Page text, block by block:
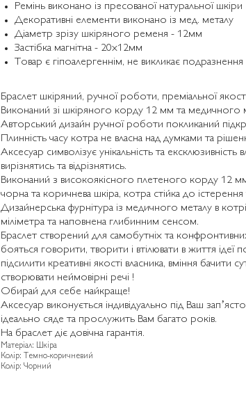
Ремінь виконано із пресованої натуральної шкіри
Декоративні елементи виконано із мед. металу
Діаметр зрізу шкіряного ременя - 12мм
Застібка магнітна - 20x12мм
Товар є гіпоалергеннім, не викликає подразнення
Браслет шкіряний, ручної роботи, преміальної
Виконаний зі шкіряного корду 12 мм та медичного
Авторський дизайн ручної роботи покликаний
Плинність часу котра не власна над думками та
Аксесуар символізує унікальність та ексклюзивність
вирізнятись та відрізнятись.
Виконаний з високоякісного плетеного корду 12
чорна та коричнева шкіра, котра стійка до істерення
Дизайнерська фурнітура із медичного металу в
міліметра та наповнена глибинним сенсом.
Браслет створений для самобутніх та
бояться говорити, творити і втілювати в життя ідеї
підсилити креативні якості власника, вміння бачити
створювати неймовірні речі !
Обирай для себе найкраще!
Аксесуар виконується індивідуально під Ваш
ідеально сяде та прослужить Вам багато років.
На браслет діє довічна гарантія.
Матеріал: Шкіра
Колір: Темно-коричневий
Колір: Чорний